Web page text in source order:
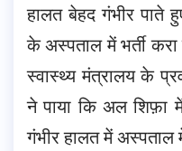
हालत बेहद गंभीर पाते
के अस्पताल में भर्ती करा
स्वास्थ्य मंत्रालय के
ने पाया कि अल शिफ़ा
गंभीर हालत में